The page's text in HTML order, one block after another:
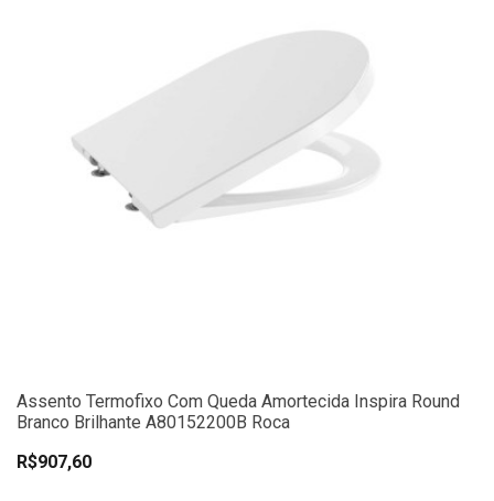
Assento Termofixo Com Queda Amortecida Inspira Round
Branco Brilhante A80152200B Roca
R$907,60